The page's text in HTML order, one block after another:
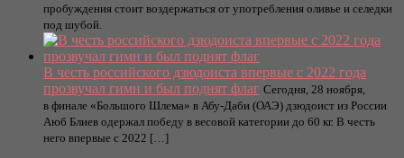
пробуждения стоит воздержаться от употребления оливье и селедки
под шубой.
В честь российского дзюдоиста впервые с 2022 года
прозвучал гимн и был поднят флаг Сегодня, 28 ноября,
в финале «Большого Шлема» в Абу-Даби (ОАЭ) дзюдоист из России
Аюб Блиев одержал победу в весовой категории до 60 кг. В честь
него впервые с 2022 […]